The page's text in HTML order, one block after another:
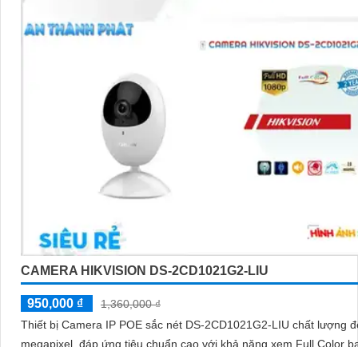
CAMERA HIKVISION DS-2CD1021G2-LIU
950,000 ₫
1,360,000 ₫
Thiết bị Camera IP POE sắc nét DS-2CD1021G2-LIU chất lượng
megapixel, đáp ứng tiêu chuẩn cao với khả năng xem Full Color